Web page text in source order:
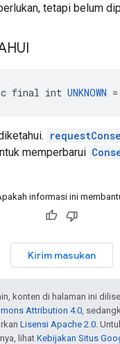
tetapi belum
final int UNKNOWN
memperbarui
informasi ini
Kirim masukan
konten di halaman ini
Attribution 4.0,
Lisensi Apache 2.0.
lihat Kebijakan Situs